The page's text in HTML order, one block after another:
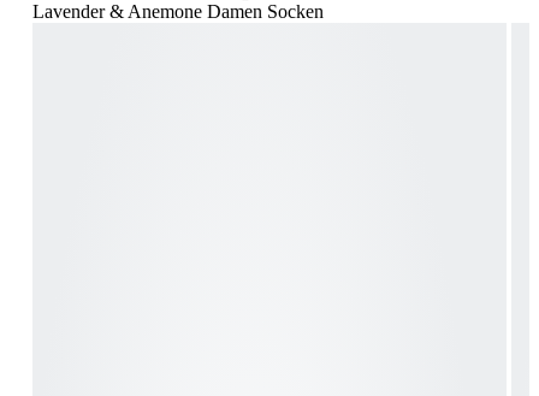
Lavender & Anemone Damen Socken